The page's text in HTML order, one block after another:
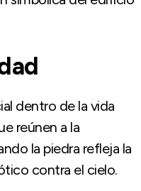
dentro de la vida
reúnen a la
la piedra refleja la
contra el cielo.